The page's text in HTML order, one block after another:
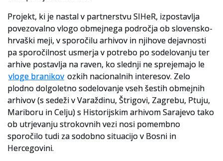
Projekt, ki je nastal v partnerstvu SIHeR, izpostavlja
povezovalno vlogo obmejnega področja ob slovensko-
hrvaški meji, v sporočilu arhivov in njihove dejavnosti
pa sporočilnost usmerja v potrebo po sodelovanju ter
arhive postavlja na raven, ko slednji ne sprejemajo le
vloge branikov ozkih nacionalnih interesov. Zelo
plodno dolgoletno sodelovanje vseh šestih obmejnih
arhivov (s sedeži v Varaždinu, Štrigovi, Zagrebu, Ptuju,
Mariboru in Celju) s Historijskim arhivom Sarajevo tako
ob utrjevanju strokovnih vezi nosi pomembno
sporočilo tudi za sodobno situacijo v Bosni in
Hercegovini.